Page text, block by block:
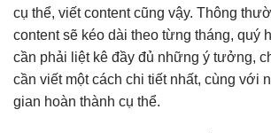
cụ thể, viết content cũng vậy. Thông
content sẽ kéo dài theo từng tháng, quý
cần phải liệt kê đầy đủ những ý tưởng,
cần viết một cách chi tiết nhất, cùng với
gian hoàn thành cụ thể.